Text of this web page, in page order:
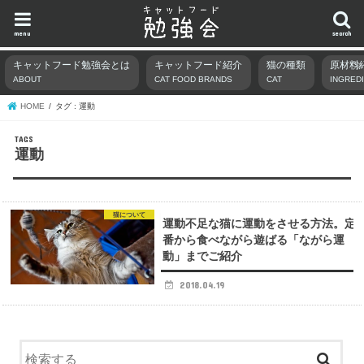
search
menu
キャットフード勉強会とは
ABOUT
キャットフード紹介
CAT FOOD BRANDS
猫の種類
CAT
原材料
HOME タグ : 運動
運動
猫について
運動不足な猫に運動をさせる方法。定
番から食べながら遊ばる「ながら運
動」までご紹介
2018.04.19